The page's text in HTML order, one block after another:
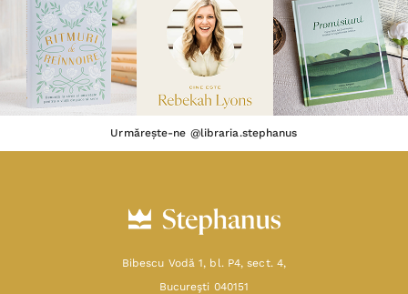
Urmărește-ne @libraria.stephanus
Bibescu Vodă 1, bl. P4, sect. 4,
Bucureşti 040151